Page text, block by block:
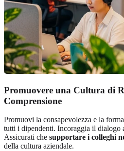
Promuovere una Cultura di
Comprensione
Promuovi la consapevolezza e la
tutti i dipendenti. Incoraggia il dialogo
Assicurati che supportare i colleghi
della cultura aziendale.